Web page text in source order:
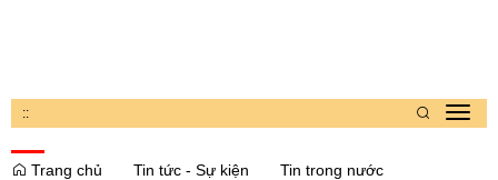
::
Trang chủ
Tin tức - Sự kiện Tin trong nước